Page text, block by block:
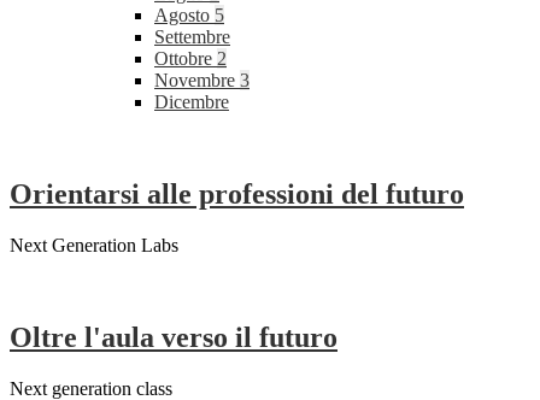
Agosto 5
Settembre
Ottobre 2
Novembre 3
Dicembre
Orientarsi alle professioni del futuro
Next Generation Labs
Oltre l'aula verso il futuro
Next generation class